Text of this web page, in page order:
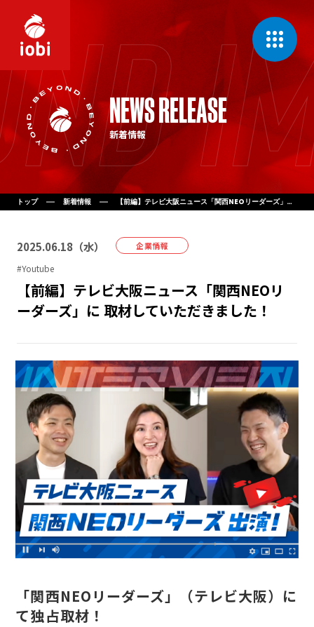
CONCEPT 私たちの理念
MESSAGE 代表挨拶
COMPANY会社案内
BUSINESS事業一覧
NEWS新着情報
INTERNSHIPインターン
RECRUIT採用情報
NEWS RELEASE
新着情報
トップ 新着情報 【前編】テレビ大阪ニュース「関西NEOリーダーズ」に 取材していただきました！
2025.06.18 （水） 企業情報
#Youtube
【前編】テレビ大阪ニュース「関西NEOリ
ーダーズ」に 取材していただきました！
「関西NEOリーダーズ」（テレビ大阪）に
て独占取材！